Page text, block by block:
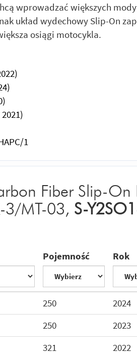
wprowadzać większych
układ wydechowy Slip-On
osiągi motocykla.
1
Fiber Slip-On
3/MT-03, S-
Pojemność Rok
250 2024
250 2023
321 2022